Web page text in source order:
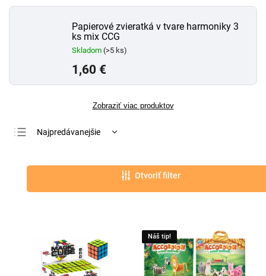
Papierové zvieratká v tvare harmoniky 3
ks mix CCG
Skladom (>5 ks)
1,60 €
Zobraziť viac produktov
Najpredávanejšie
Otvoriť filter
Náš tip!